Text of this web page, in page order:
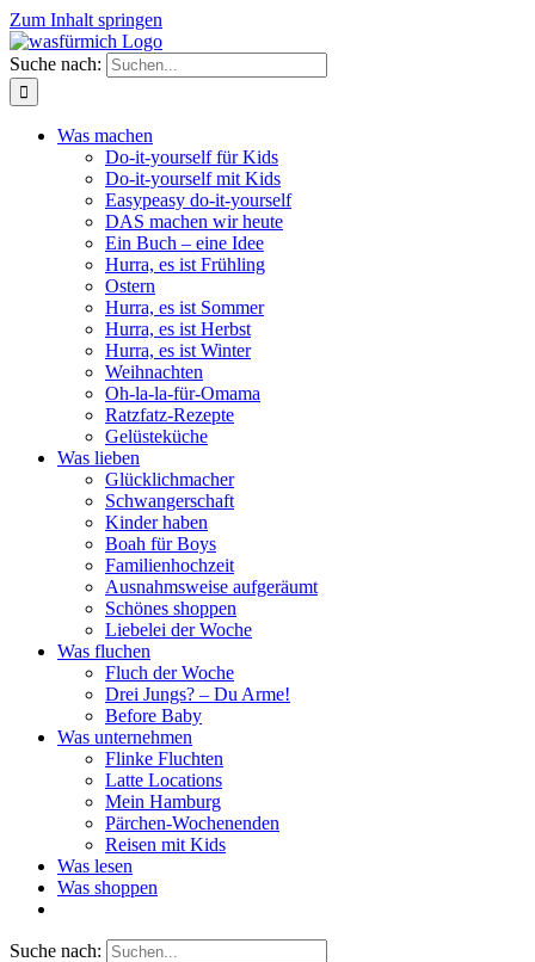
Zum Inhalt springen
Suche nach:
Was machen
Do-it-yourself für Kids
Do-it-yourself mit Kids
Easypeasy do-it-yourself
DAS machen wir heute
Ein Buch – eine Idee
Hurra, es ist Frühling
Ostern
Hurra, es ist Sommer
Hurra, es ist Herbst
Hurra, es ist Winter
Weihnachten
Oh-la-la-für-Omama
Ratzfatz-Rezepte
Gelüsteküche
Was lieben
Glücklichmacher
Schwangerschaft
Kinder haben
Boah für Boys
Familienhochzeit
Ausnahmsweise aufgeräumt
Schönes shoppen
Liebelei der Woche
Was fluchen
Fluch der Woche
Drei Jungs? – Du Arme!
Before Baby
Was unternehmen
Flinke Fluchten
Latte Locations
Mein Hamburg
Pärchen-Wochenenden
Reisen mit Kids
Was lesen
Was shoppen
Suche nach: